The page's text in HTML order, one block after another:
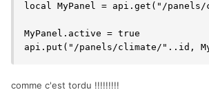
local MyPanel = api.get("/
MyPanel.active = true
api.put("/panels/climate/"..id,
comme c'est tordu !!!!!!!!!